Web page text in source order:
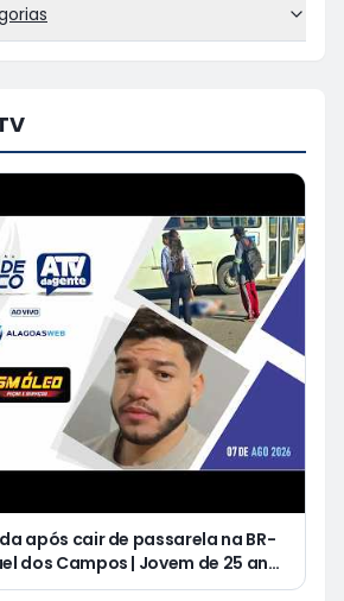
após cair de passarela na BR-
dos Campos | Jovem de 25 anos
de moto no Distrito